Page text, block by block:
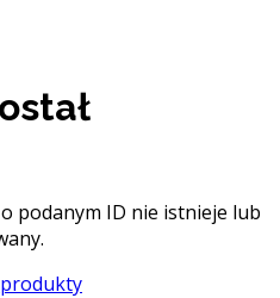
podanym ID nie istnieje lub